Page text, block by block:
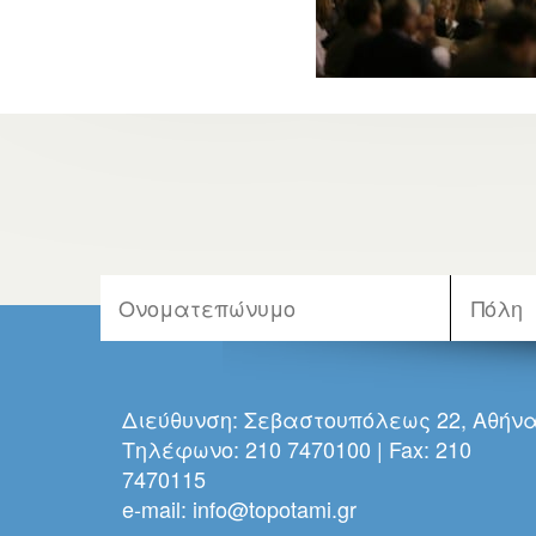
Διεύθυνση: Σεβαστουπόλεως 22,
Τηλέφωνο: 210 7470100 | Fax: 210
7470115
e-mail: info@topotami.gr